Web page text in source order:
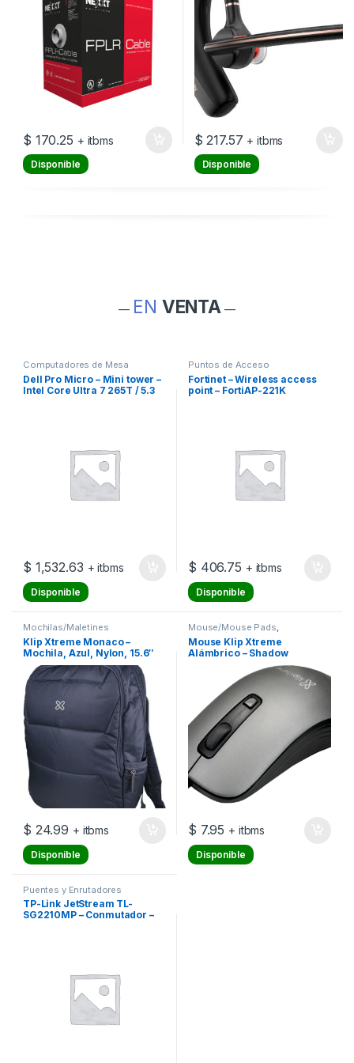
$ 170.25 + itbms
Disponible
$ 217.57 + itbms
Disponible
— EN VENTA —
Computadores de Mesa
Dell Pro Micro – Mini tower –
Intel Core Ultra 7 265T / 5.3
$ 1,532.63 + itbms
Disponible
Puntos de Acceso
Fortinet – Wireless access
point – FortiAP-221K
$ 406.75 + itbms
Disponible
Mochilas/Maletines
Klip Xtreme Monaco –
Mochila, Azul, Nylon, 15.6″
$ 24.99 + itbms
Disponible
Mouse/Mouse Pads,
Mouses/Mouse Pads
Mouse Klip Xtreme
Alámbrico – Shadow
$ 7.95 + itbms
Disponible
Puentes y Enrutadores
TP-Link JetStream TL-
SG2210MP – Conmutador –